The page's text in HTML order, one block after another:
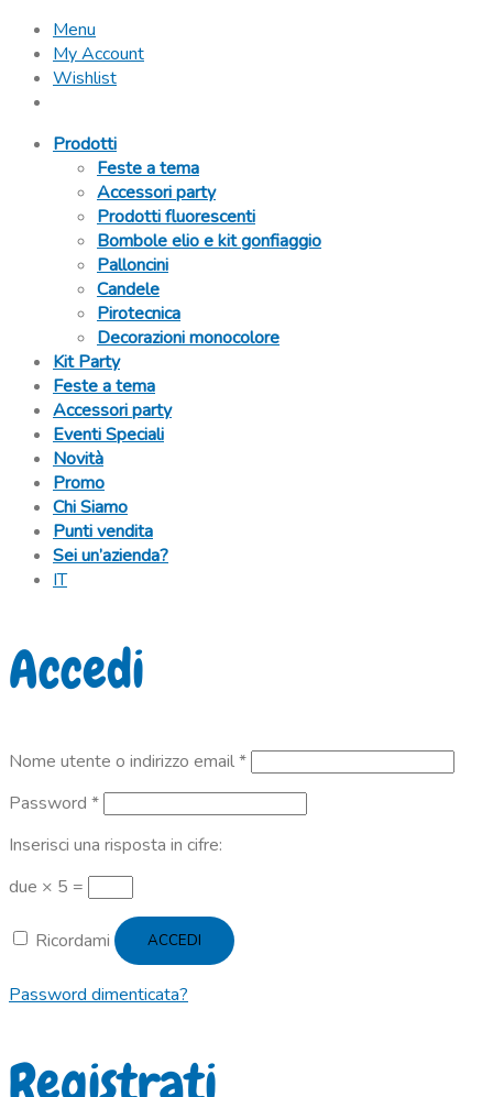
Menu
My Account
Wishlist
Prodotti
Feste a tema
Accessori party
Prodotti fluorescenti
Bombole elio e kit gonfiaggio
Palloncini
Candele
Pirotecnica
Decorazioni monocolore
Kit Party
Feste a tema
Accessori party
Eventi Speciali
Novità
Promo
Chi Siamo
Punti vendita
Sei un’azienda?
IT
Accedi
Nome utente o indirizzo email*Richiesto
Password *Richiesto
Inserisci una risposta in cifre:
due × 5 =
Ricordami ACCEDI
Password dimenticata?